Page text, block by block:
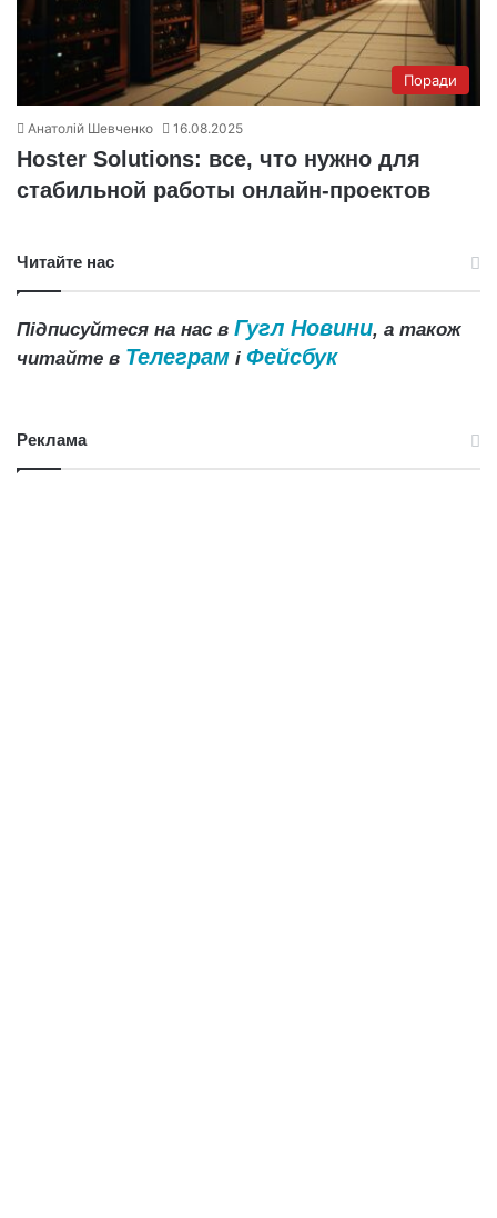
Поради
Анатолій Шевченко 16.08.2025
Hoster Solutions: все, что нужно для
стабильной работы онлайн-проектов
Читайте нас
Підписуйтеся на нас в Гугл Новини, а також
читайте в Телеграм і Фейсбук
Реклама